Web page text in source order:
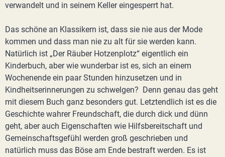
verwandelt und in seinem Keller eingesperrt hat.
Das schöne an Klassikern ist, dass sie nie aus der Mode
kommen und dass man nie zu alt für sie werden kann.
Natürlich ist „Der Räuber Hotzenplotz“ eigentlich ein
Kinderbuch, aber wie wunderbar ist es, sich an einem
Wochenende ein paar Stunden hinzusetzen und in
Kindheitserinnerungen zu schwelgen? Denn genau das geht
mit diesem Buch ganz besonders gut. Letztendlich ist es die
Geschichte wahrer Freundschaft, die durch dick und dünn
geht, aber auch Eigenschaften wie Hilfsbereitschaft und
Gemeinschaftsgefühl werden groß geschrieben und
natürlich muss das Böse am Ende bestraft werden. Es ist